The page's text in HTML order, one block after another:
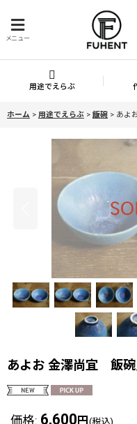
メニュー
用途でえらぶ
ホーム > 用途でえらぶ > 飯碗 > あよ
あよお 金澤尚宜 飯
価格: 6,600 円 (税込)